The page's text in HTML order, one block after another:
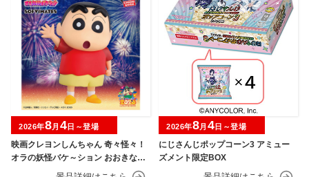
映画クレヨンしんちゃん 奇々怪々！
オラの妖怪バケ～ション おおきなSO
FVIMATES～野原しんのすけ～
2026年8月 4 日～登場
にじさんじポップコーン3 アミュー
ズメント限定BOX
2026年8月 4 日～登場